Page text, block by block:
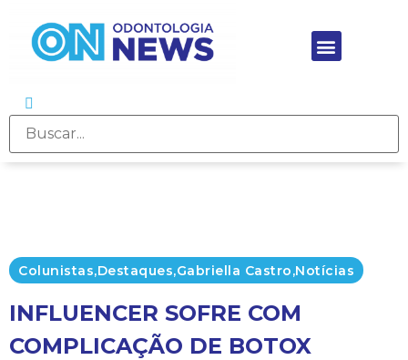
Colunistas,Destaques,Gabriella Castro,Notícias
INFLUENCER SOFRE COM
COMPLICAÇÃO DE BOTOX